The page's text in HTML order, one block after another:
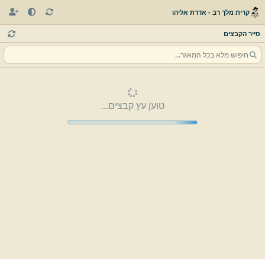
קרית מלך רב - אדרת אליהו
סייר הקבצים
טוען עץ קבצים...